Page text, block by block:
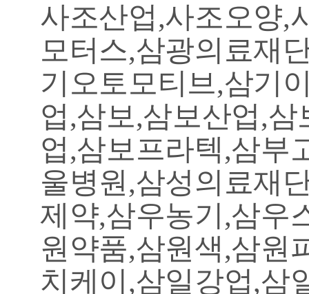
사조산업,사조오양,
모터스,삼광의료재
기오토모티브,삼기
업,삼보,삼보산업,
업,삼보프라텍,삼부
울병원,삼성의료재
제약,삼우농기,삼우
원약품,삼원색,삼원
치케이,삼일강업,삼